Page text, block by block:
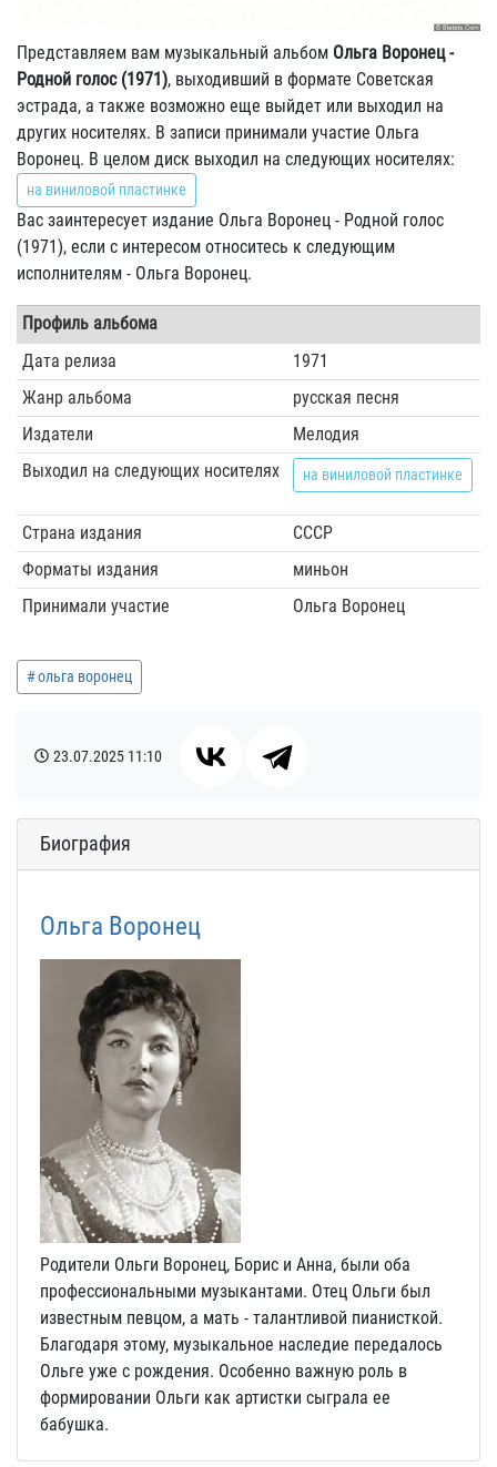
Представляем вам музыкальный альбом Ольга Воронец -
Родной голос (1971), выходивший в формате Советская
эстрада, а также возможно еще выйдет или выходил на
других носителях. В записи принимали участие Ольга
Воронец. В целом диск выходил на следующих носителях:
на виниловой пластинке
Вас заинтересует издание Ольга Воронец - Родной голос
(1971), если с интересом относитесь к следующим
исполнителям - Ольга Воронец.
Профиль альбома
Дата релиза
1971
Жанр альбома
русская песня
Издатели
Мелодия
Выходил на следующих носителях
на виниловой пластинке
Страна издания
СССР
Форматы издания
миньон
Принимали участие
Ольга Воронец
ольга воронец
23.07.2025 11:10
Биография
Ольга Воронец
Родители Ольги Воронец, Борис и Анна, были оба
профессиональными музыкантами. Отец Ольги был
известным певцом, а мать - талантливой пианисткой.
Благодаря этому, музыкальное наследие передалось
Ольге уже с рождения. Особенно важную роль в
формировании Ольги как артистки сыграла ее
бабушка.